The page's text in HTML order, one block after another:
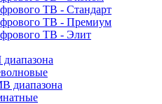
ТВ - Стандарт
ТВ - Премиум
ТВ - Элит
диапазона